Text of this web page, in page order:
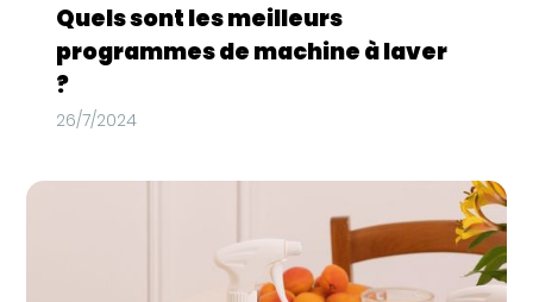
Quels sont les meilleurs
programmes de machine à laver
?
26/7/2024